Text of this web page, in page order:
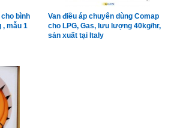
bình
, mẫu 1
Van điều áp chuyên dùng Comap
cho LPG, Gas, lưu lượng 40kg/hr,
sản xuất tại Italy